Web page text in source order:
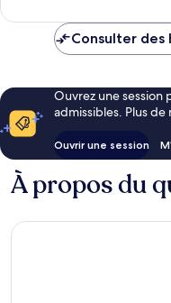
Consulter des
Ouvrez une session
admissibles. Plus
Ouvrir une session
À propos du